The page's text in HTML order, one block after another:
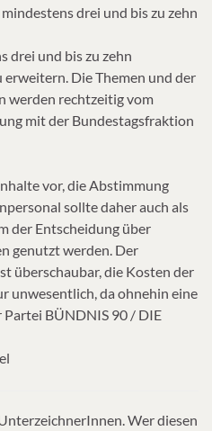
drei und bis zu zehn
drei und bis zu zehn
Die Themen und der
werden rechtzeitig vom
mit der Bundestagsfraktion
vor, die Abstimmung
sollte daher auch als
der Entscheidung über
genutzt werden. Der
überschaubar, die Kosten der
unwesentlich, da ohnehin eine
BÜNDNIS 90 / DIE
Wer diesen